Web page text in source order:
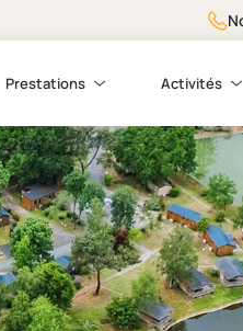
Prestations Activités